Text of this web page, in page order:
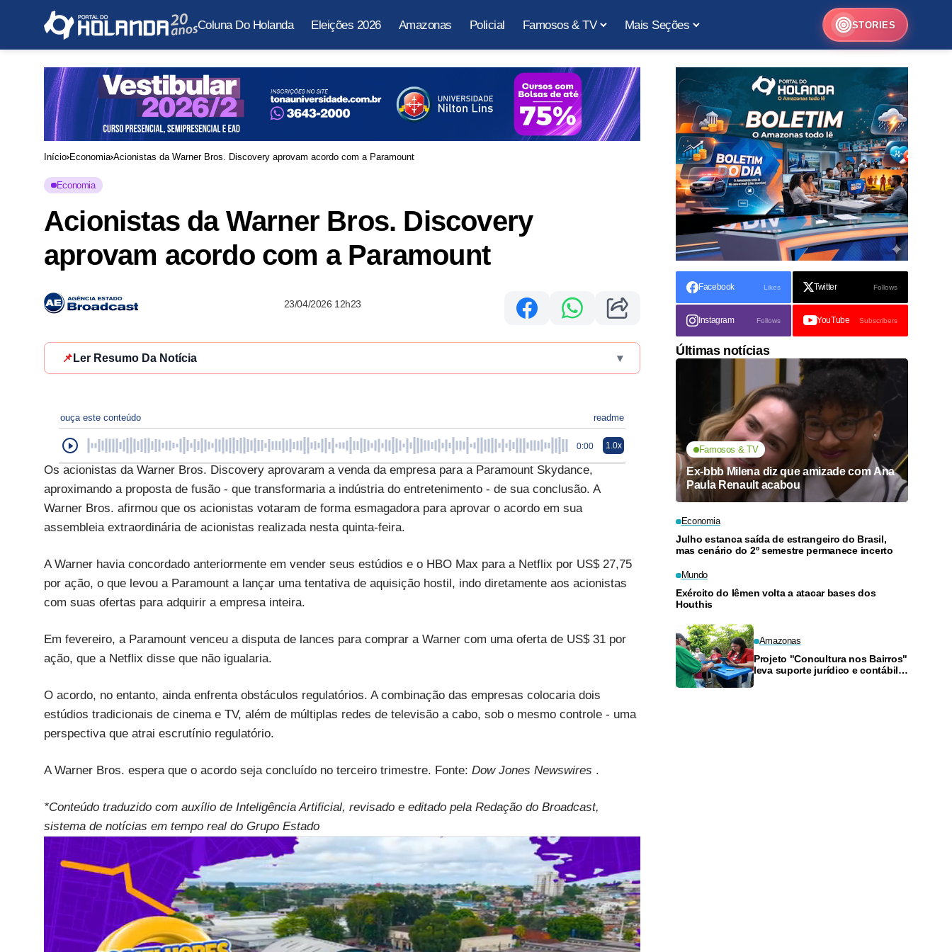
Coluna Do Holanda Eleições 2026 Amazonas Policial Famosos & TV Mais Seções STORIES
Início Economia Acionistas da Warner Bros. Discovery aprovam acordo com a Paramount
Economia
Acionistas da Warner Bros. Discovery
aprovam acordo com a Paramount
23/04/2026 12h23
📌 Ler Resumo Da Notícia ▾
ouça este conteúdo readme
0:00 1.0x
Os acionistas da Warner Bros. Discovery aprovaram a venda da empresa para a Paramount Skydance,
aproximando a proposta de fusão - que transformaria a indústria do entretenimento - de sua conclusão. A
Warner Bros. afirmou que os acionistas votaram de forma esmagadora para aprovar o acordo em sua
assembleia extraordinária de acionistas realizada nesta quinta-feira.
A Warner havia concordado anteriormente em vender seus estúdios e o HBO Max para a Netflix por US$ 27,75
por ação, o que levou a Paramount a lançar uma tentativa de aquisição hostil, indo diretamente aos acionistas
com suas ofertas para adquirir a empresa inteira.
Em fevereiro, a Paramount venceu a disputa de lances para comprar a Warner com uma oferta de US$ 31 por
ação, que a Netflix disse que não igualaria.
O acordo, no entanto, ainda enfrenta obstáculos regulatórios. A combinação das empresas colocaria dois
estúdios tradicionais de cinema e TV, além de múltiplas redes de televisão a cabo, sob o mesmo controle - uma
perspectiva que atrai escrutínio regulatório.
A Warner Bros. espera que o acordo seja concluído no terceiro trimestre. Fonte: Dow Jones Newswires .
*Conteúdo traduzido com auxílio de Inteligência Artificial, revisado e editado pela Redação do Broadcast,
sistema de notícias em tempo real do Grupo Estado
Facebook Likes Twitter Follows
Instagram Follows YouTube Subscribers
Últimas notícias
Famosos & TV
Ex-bbb Milena diz que amizade com Ana
Paula Renault acabou
Economia
Julho estanca saída de estrangeiro do Brasil,
mas cenário do 2º semestre permanece incerto
Mundo
Exército do Iêmen volta a atacar bases dos
Houthis
Amazonas
Projeto "Concultura nos Bairros"
leva suporte jurídico e contábil a